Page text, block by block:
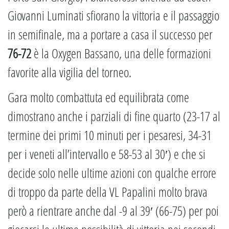
Giovanni Luminati sfiorano la vittoria e il passaggio
in semifinale, ma a portare a casa il successo per
76-72è la Oxygen Bassano, una delle formazioni
favorite alla vigilia del torneo.
Gara molto combattuta ed equilibrata come
dimostrano anche i parziali di fine quarto (23-17 al
termine dei primi 10 minuti per i pesaresi, 34-31
per i veneti all’intervallo e 58-53 al 30′) e che si
decide solo nelle ultime azioni con qualche errore
di troppo da parte della VL Papalini molto brava
però a rientrare anche dal -9 al 39′ (66-75) per poi